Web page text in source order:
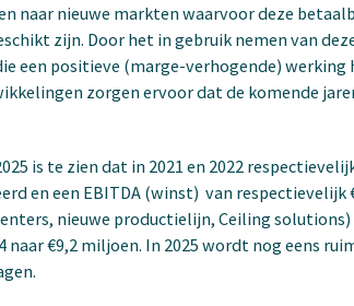
naar nieuwe markten waarvoor deze
zijn. Door het in gebruik nemen van
een positieve (marge-verhogende) werking
zorgen ervoor dat de komende
is te zien dat in 2021 en 2022
en een EBITDA (winst) van respectievelijk
nieuwe productielijn, Ceiling
naar €9,2 miljoen. In 2025 wordt nog eens